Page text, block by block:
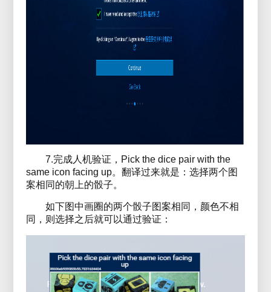
7.完成人机验证，Pick the dice pair with the
same icon facing up。翻译过来就是：选择两个图
案相同的朝上的骰子。
如下图中画圈的两个骰子图案相同，颜色不相
同，则选择之后就可以通过验证：